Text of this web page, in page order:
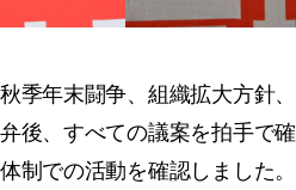
季年末闘争、組織拡大方針
後、すべての議案を拍手で
制での活動を確認しました。